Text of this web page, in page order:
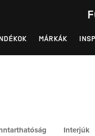
MÁRKÁK
Interjúk